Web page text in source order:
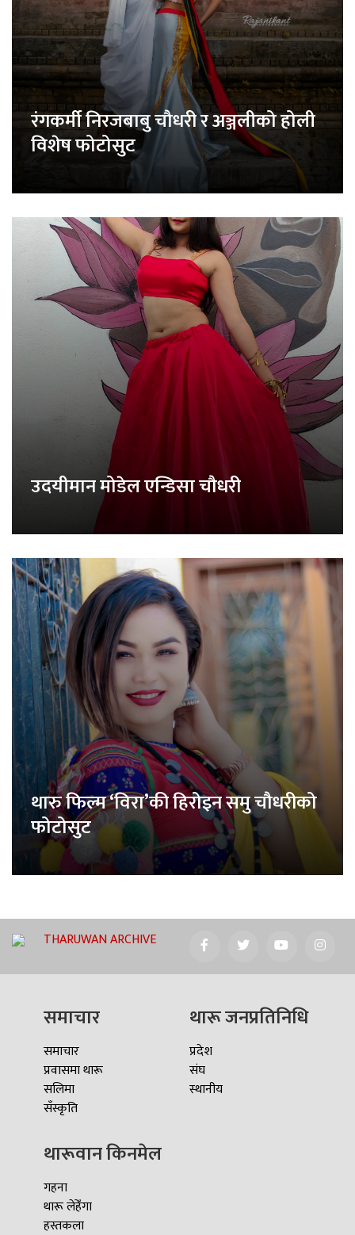
रंगकर्मी निरजबाबु चौधरी र अञ्जलीको होली
विशेष फोटोसुट
उदयीमान मोडेल एन्डिसा चौधरी
थारु फिल्म ‘विरा’की हिरोइन समु चौधरीको
फोटोसुट
THARUWAN ARCHIVE
समाचार
समाचार
प्रवासमा थारू
सलिमा
सँस्कृति
थारू जनप्रतिनिधि
प्रदेश
संघ
स्थानीय
थारूवान किनमेल
गहना
थारू लेहेँगा
हस्तकला